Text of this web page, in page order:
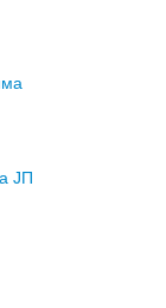
ЈП